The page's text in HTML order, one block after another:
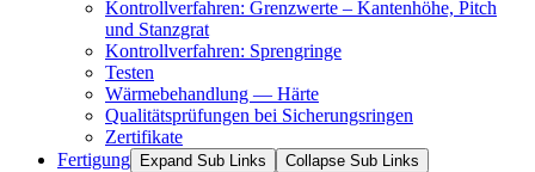
Kontrollverfahren: Grenzwerte – Kantenhöhe, Pitch
und Stanzgrat
Kontrollverfahren: Sprengringe
Testen
Wärmebehandlung — Härte
Qualitätsprüfungen bei Sicherungsringen
Zertifikate
Fertigung
Expand Sub Links Collapse Sub Links